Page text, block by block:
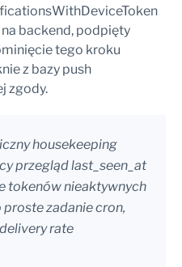
na backend, podpięty
tego kroku
z bazy push
zgody.
housekeeping
przegląd last_seen_at
tokenów nieaktywnych
zadanie cron,
rate